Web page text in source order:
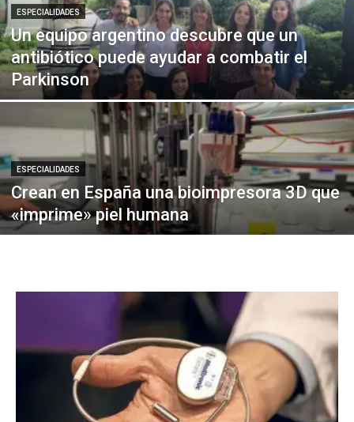
ESPECIALIDADES
Un equipo argentino descubre que un
antibiótico puede ayudar a combatir el
Parkinson
ESPECIALIDADES
Crean en España una bioimpresora 3D que
«imprime» piel humana